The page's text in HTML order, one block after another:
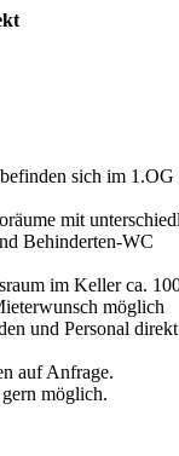
sich im 1.OG
mit
Behinderten-WC
im Keller ca.
möglich
und Personal
auf Anfrage.
möglich.